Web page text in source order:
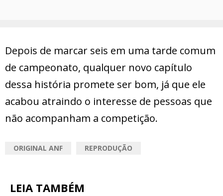
Depois de marcar seis em uma tarde comum
de campeonato, qualquer novo capítulo
dessa história promete ser bom, já que ele
acabou atraindo o interesse de pessoas que
não acompanham a competição.
ORIGINAL ANF REPRODUÇÃO
LEIA TAMBÉM